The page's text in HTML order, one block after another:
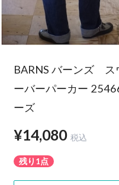
BARNS バーンズ
ーバーパーカー
ーズ
¥14,080 税込
残り1点